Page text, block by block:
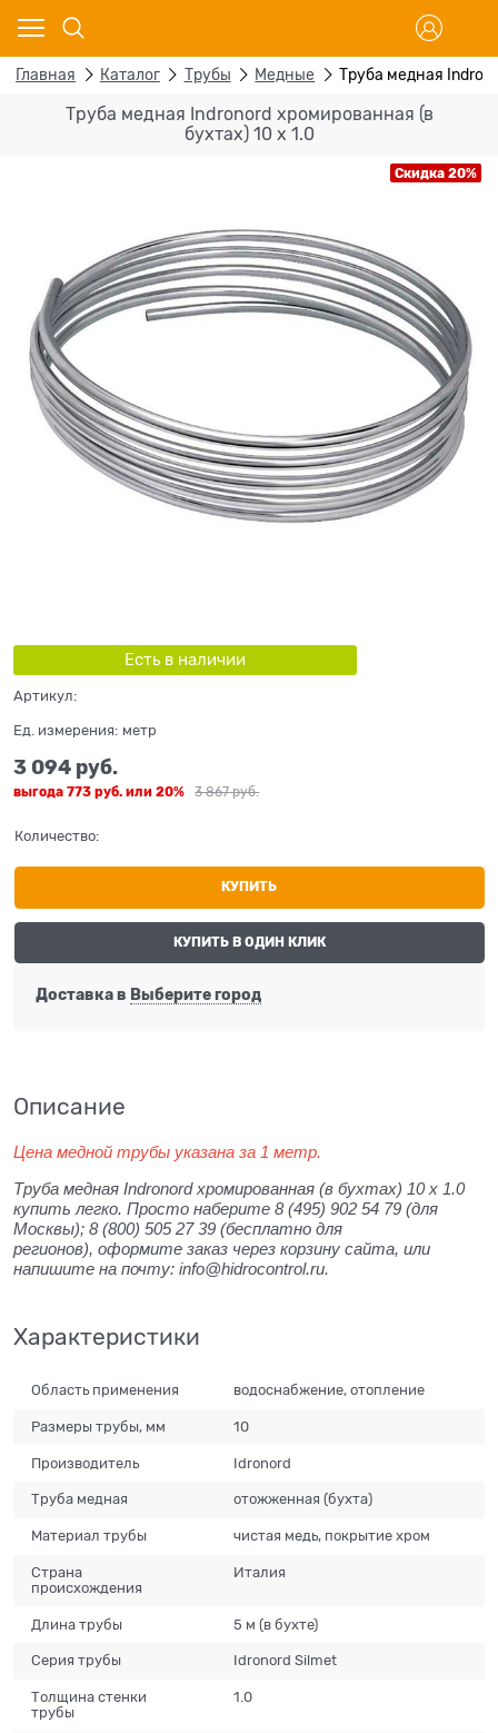
Главная Каталог Трубы Медные Труба медная
Труба медная Indronord хромированная (в
бухтах) 10 x 1.0
Скидка 20%
Есть в наличии
Артикул:
Ед. измерения: метр
3 867 руб.
3 094 руб.
выгода 773 руб. или 20%
Количество:
КУПИТЬ
КУПИТЬ В ОДИН КЛИК
Доставка в Выберите город
Описание
Цена медной трубы указана за 1 метр.
Труба медная Indronord хромированная (в бухтах) 10 x 1.0
купить легко. Просто наберите 8 (495) 902 54 79 (для
Москвы); 8 (800) 505 27 39 (бесплатно для
регионов), оформите заказ через корзину сайта, или
напишите на почту: info@hidrocontrol.ru.
Характеристики
Область применения водоснабжение, отопление
Размеры трубы, мм 10
Производитель Idronord
Труба медная отожженная (бухта)
Материал трубы чистая медь, покрытие хром
Страна
происхождения
Италия
Длина трубы 5 м (в бухте)
Серия трубы Idronord Silmet
Толщина стенки
трубы
1.0